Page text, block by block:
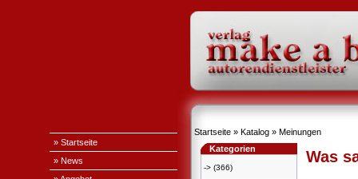
» Startseite
» News
Startseite » Katalog » Meinungen
Kategorien
-> (366)
Was